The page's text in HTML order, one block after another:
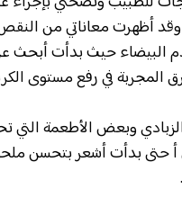
أظهرت معاناتي من
البيضاء حيث بدأت أبحث
المجربة في رفع مستوى
وبعض الأطعمة التي
أ حتى بدأت أشعر بتحسن